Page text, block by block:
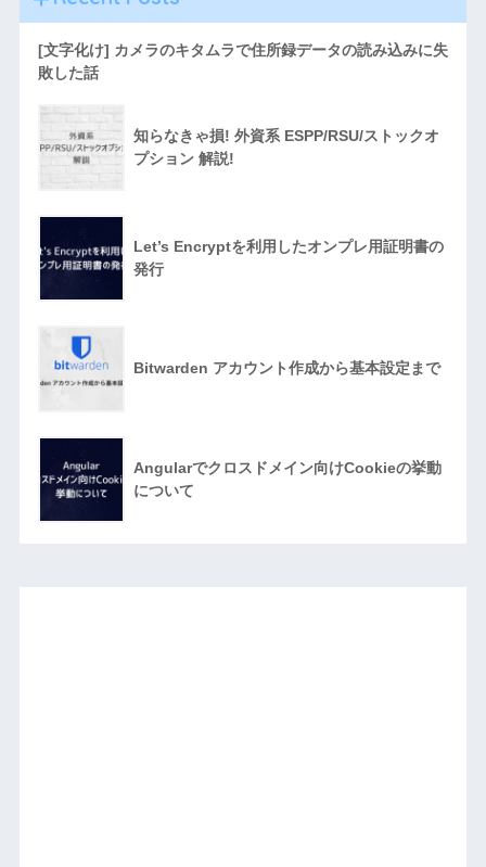
[文字化け] カメラのキタムラで住所録データの読み込みに失
敗した話
知らなきゃ損! 外資系 ESPP/RSU/ストックオ
プション 解説!
Let’s Encryptを利用したオンプレ用証明書の
発行
Bitwarden アカウント作成から基本設定まで
Angularでクロスドメイン向けCookieの挙動
について